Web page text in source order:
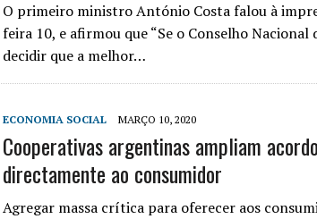
O primeiro ministro António Costa falou à
feira 10, e afirmou que “Se o Conselho Nacional
decidir que a melhor…
ECONOMIA SOCIAL MARÇO 10, 2020
Cooperativas argentinas ampliam
directamente ao consumidor
Agregar massa crítica para oferecer aos